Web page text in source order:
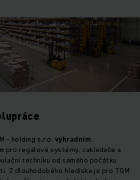
- holding s.r.o. výhradním
pro regálové systémy, zakladače a
techniku od samého počátku
Z dlouhodobého hlediska je pro TQM